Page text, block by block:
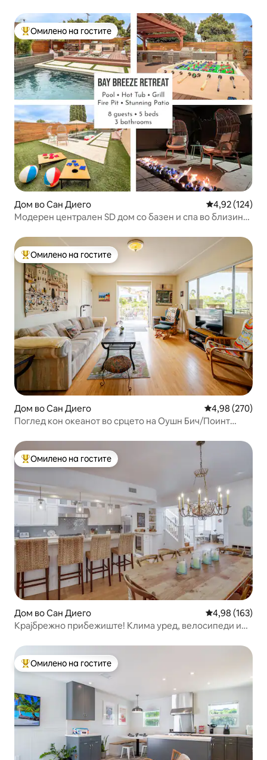
Меѓу најуспешните „Омилени на гостите“
Омилено на гостите
Дом во Сан Диего Просечна
4,92 (124)
Модерен централен SD дом со базен и спа во близина
Меѓу најуспешните „Омилени на гостите“
Омилено на гостите
Дом во Сан Диего Просечна
4,98 (270)
Поглед кон океанот во срцето на Оушн Бич/Поинт
Меѓу најуспешните „Омилени на гостите“
Омилено на гостите
Дом во Сан Диего Просечна
4,98 (163)
Крајбрежно прибежиште! Клима уред, велосипеди и
Меѓу најуспешните „Омилени на гостите“
Омилено на гостите